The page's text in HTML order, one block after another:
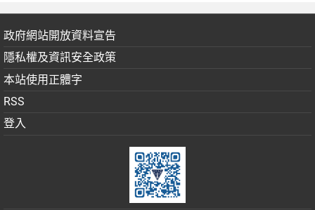
政府網站開放資料宣告
隱私權及資訊安全政策
本站使用正體字
RSS
登入